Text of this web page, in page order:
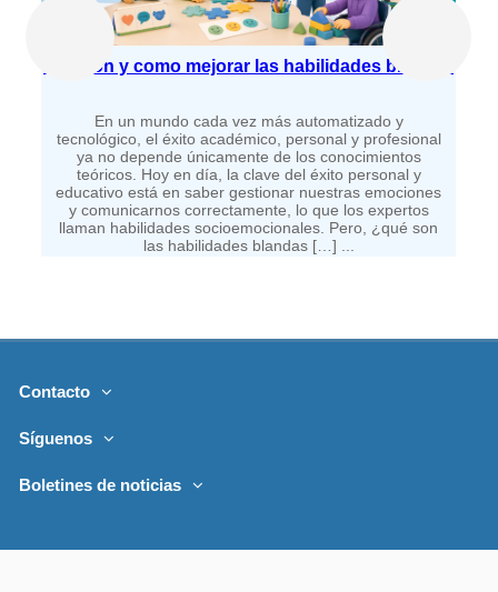
Contacto
Síguenos
Boletines de noticias